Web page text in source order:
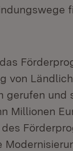
von
gerufen und
Millionen